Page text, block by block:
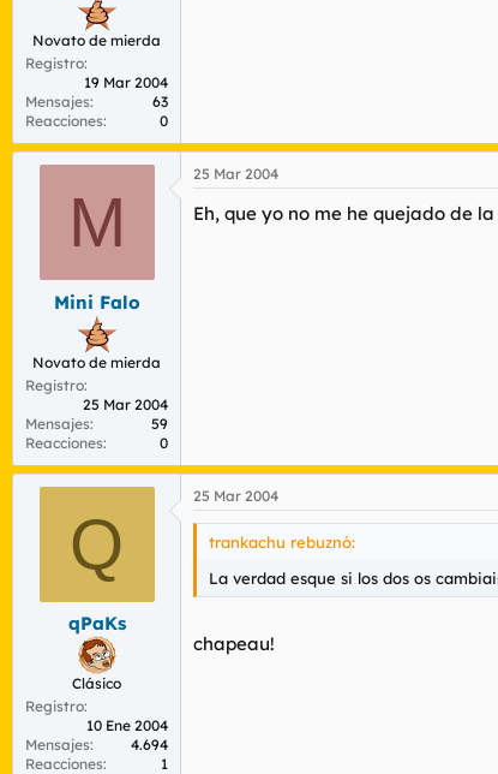
Novato de mierda
Registro
19 Mar 2004
Mensajes
63
Reacciones
0
M
Mini Falo
Novato de mierda
Registro
25 Mar 2004
Mensajes
59
Reacciones
0
25 Mar 2004
Eh, que yo no me he quejado de
Q
qPaKs
Clásico
Registro
10 Ene 2004
Mensajes
4.694
Reacciones
1
25 Mar 2004
trankachu rebuznó:
La verdad esque si los dos os
chapeau!